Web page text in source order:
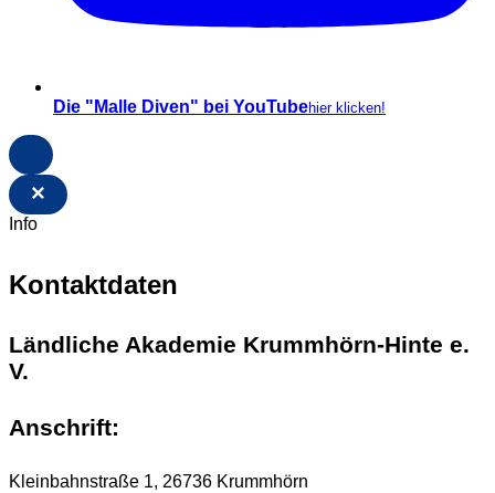
Die "Malle Diven" bei YouTubehier klicken!
×
Info
Kontaktdaten
Ländliche Akademie Krummhörn-Hinte e.
V.
Anschrift:
Kleinbahnstraße 1, 26736 Krummhörn